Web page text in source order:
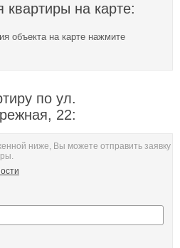
на карте:
объекта на карте нажмите
по ул.
22:
ниже, Вы можете отправить заявку